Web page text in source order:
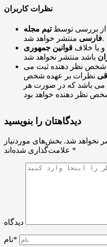
نظرات کاربران
از بررسی توسطتیم مجله
فارسیمنتشر خواهد شد.
و یا خلاف قوانین جمهوری
شخص نظر دهنده ثبت می
نظرات بر عهده شخص
می باشد که در صورت هر
دیدگاهتان را بنویسید
نخواهد شد. بخش‌های موردنیاز
*
دیدگاه
نام*